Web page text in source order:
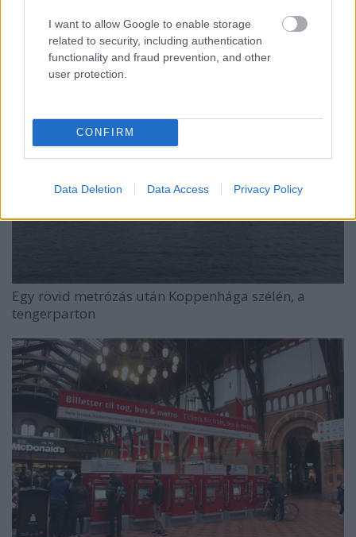
I want to allow Google to enable storage
related to security, including authentication
functionality and fraud prevention, and other
user protection.
CONFIRM
Data Deletion Data Access Privacy Policy
... és az utcára néző homlokzata
Egy rövid metrózás után Koppenhága szélén, a
tengerparton